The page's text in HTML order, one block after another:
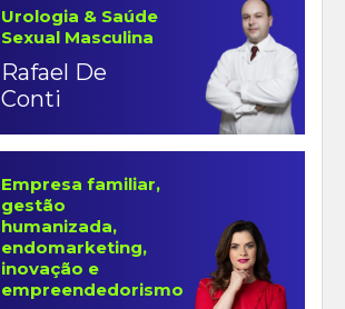
Urologia & Saúde
Sexual Masculina
Rafael De
Conti
Empresa familiar,
gestão
humanizada,
endomarketing,
inovação e
empreendedorismo